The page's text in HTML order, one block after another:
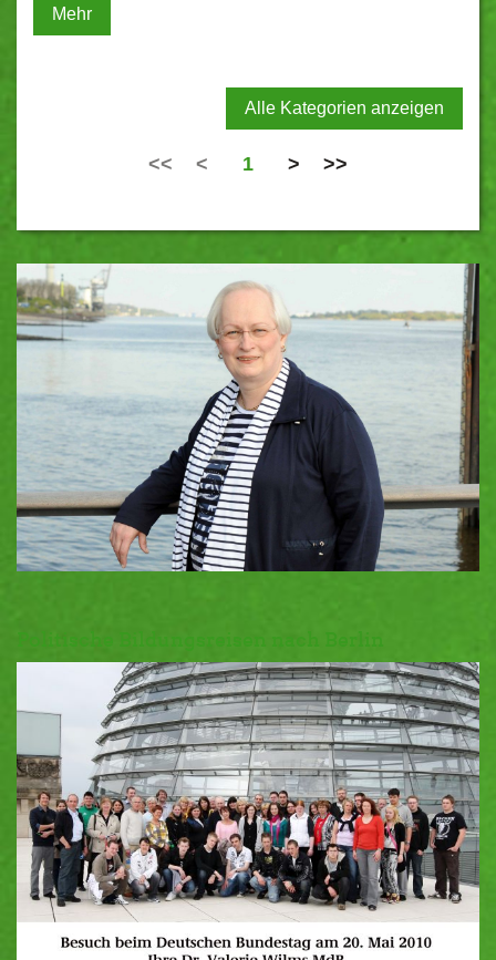
Mehr
Alle Kategorien anzeigen
<< < 1 > >>